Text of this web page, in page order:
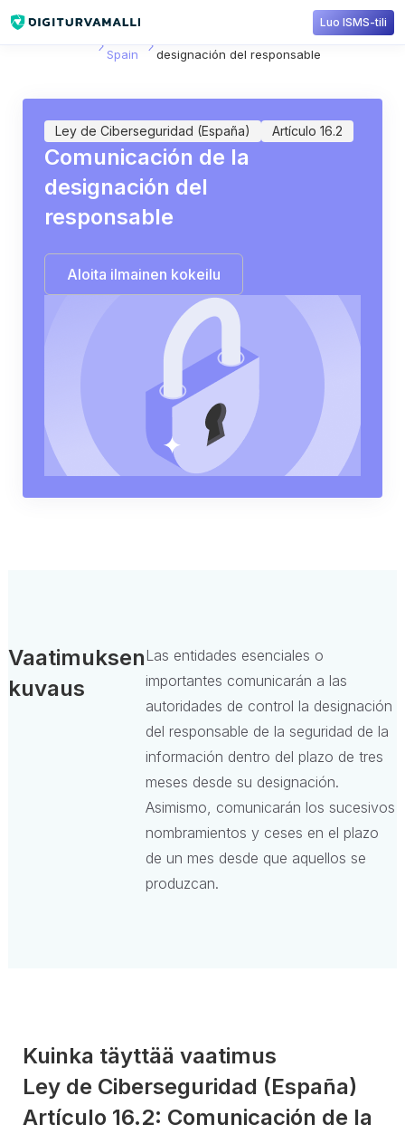
Luo ISMS-tili
Spain
Artículo 16.2: Comunicación de la
designación del responsable
Ley de Ciberseguridad (España) Artículo 16.2
Comunicación de la
designación del
responsable
Aloita ilmainen kokeilu
Vaatimuksen
kuvaus
Las entidades esenciales o
importantes comunicarán a las
autoridades de control la designación
del responsable de la seguridad de la
información dentro del plazo de tres
meses desde su designación.
Asimismo, comunicarán los sucesivos
nombramientos y ceses en el plazo
de un mes desde que aquellos se
produzcan.
Kuinka täyttää vaatimus
Ley de Ciberseguridad (España)
Artículo 16.2: Comunicación de la